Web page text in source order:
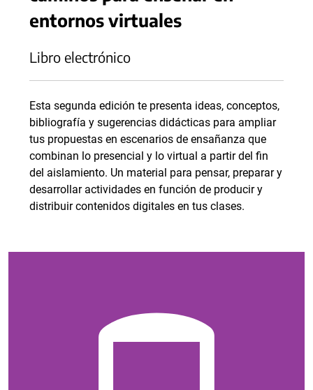
entornos virtuales
Libro electrónico
Esta segunda edición te presenta ideas, conceptos,
bibliografía y sugerencias didácticas para ampliar
tus propuestas en escenarios de ensañanza que
combinan lo presencial y lo virtual a partir del fin
del aislamiento. Un material para pensar, preparar y
desarrollar actividades en función de producir y
distribuir contenidos digitales en tus clases.